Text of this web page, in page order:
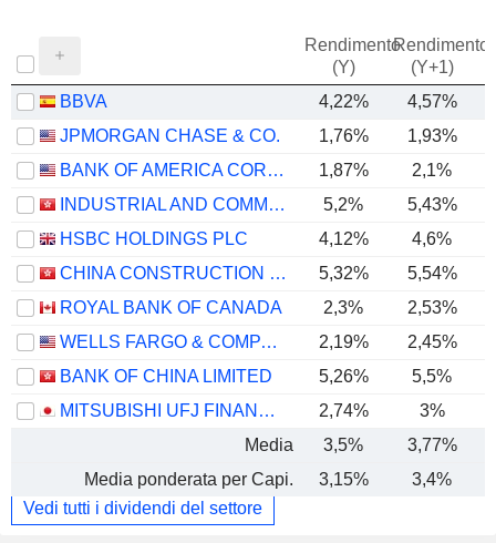
Rendimento
(Y)
Rendimento
(Y+1)
BBVA 4,22%
4,57%
JPMORGAN CHASE & CO.
1,76% 1,93%
BANK OF AMERICA CORPORATION
1,87%
2,1%
INDUSTRIAL AND COMMERCIAL BANK OF CHINA LIMITED
5,2%
5,43%
HSBC HOLDINGS PLC
4,12% 4,6%
CHINA CONSTRUCTION BANK CORPORATION
5,32%
5,54%
ROYAL BANK OF CANADA
2,3% 2,53%
WELLS FARGO & COMPANY
2,19% 2,45%
BANK OF CHINA LIMITED
5,26%
5,5%
MITSUBISHI UFJ FINANCIAL GROUP, INC.
2,74% 3%
Media
3,5% 3,77%
Media ponderata per Capi.
3,15% 3,4%
Vedi tutti i dividendi del settore